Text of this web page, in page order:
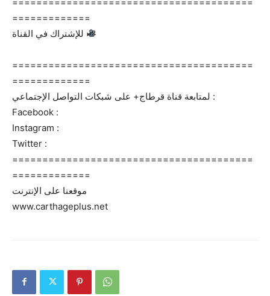
=============
========================================
=============
لمتابعة قناة قرطاج+ على شبكات التواصل الإجتماعي :
Facebook :
Instagram :
Twitter :
========================================
=============
موقعنا على الإنترنت
www.carthageplus.net